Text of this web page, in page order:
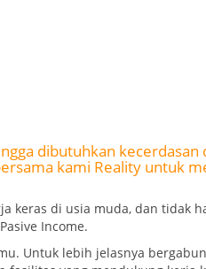
dibutuhkan kecerdasan
kami Reality untuk
keras di usia muda, dan tidak
Income.
Untuk lebih jelasnya